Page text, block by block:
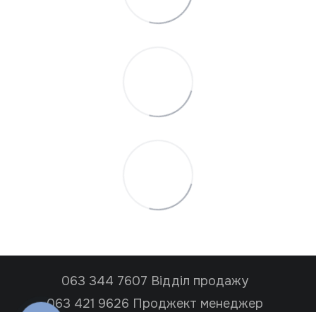
063 344 7607 Відділ продажу
063 421 9626 Проджект менеджер